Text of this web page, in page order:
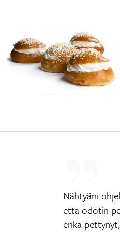
Nähtyäni
että odotin
enkä